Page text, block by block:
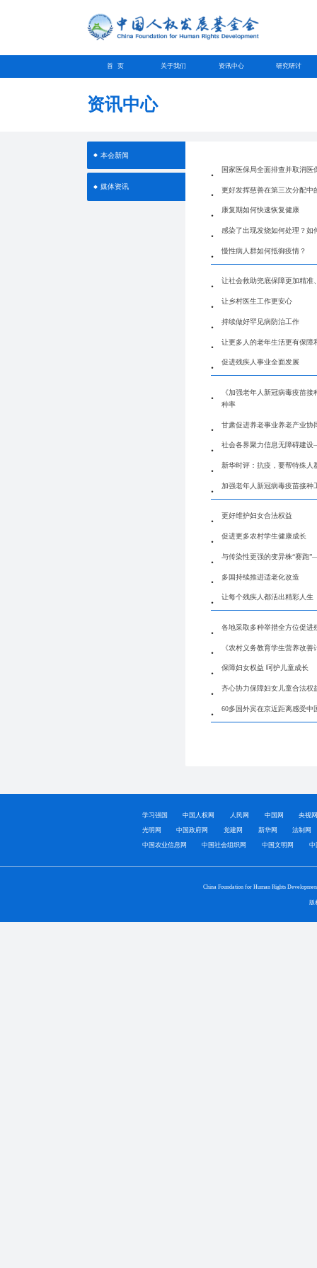
首 页 关于我们 资讯中心 研究研讨
资讯中心
本会新闻
媒体资讯
国家医保局全面排查并取消医
更好发挥慈善在第三次分配
康复期如何快速恢复健康
感染了出现发烧如何处理？如
慢性病人群如何抵御疫情？
让社会救助兜底保障更加精准
让乡村医生工作更安心
持续做好罕见病防治工作
让更多人的老年生活更有保障
促进残疾人事业全面发展
《加强老年人新冠病毒疫苗
种率
甘肃促进养老事业养老产业协
社会各界聚力信息无障碍建
新华时评：抗疫，要帮特殊人
加强老年人新冠病毒疫苗接种
更好维护妇女合法权益
促进更多农村学生健康成长
与传染性更强的变异株“赛跑
多国持续推进适老化改造
让每个残疾人都活出精彩人生
各地采取多种举措全方位促进
《农村义务教育学生营养改
保障妇女权益 呵护儿童成长
齐心协力保障妇女儿童合法权
60多国外宾在京近距离感受中
学习强国 中国人权网 人民网 中国网 央视
光明网 中国政府网 党建网 新华网 法制网
中国农业信息网 中国社会组织网 中国文明网 中
China Foundation for Human Rights
版